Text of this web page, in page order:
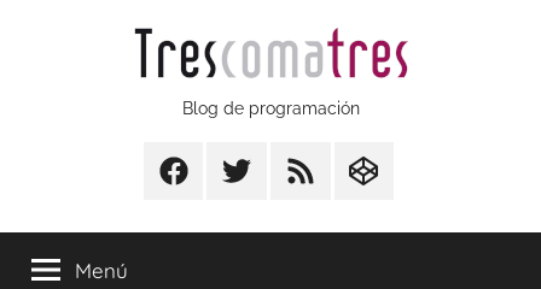
Trescomatres
Blog de programación
FacebookTwitter RSS CodepenIO
Menú